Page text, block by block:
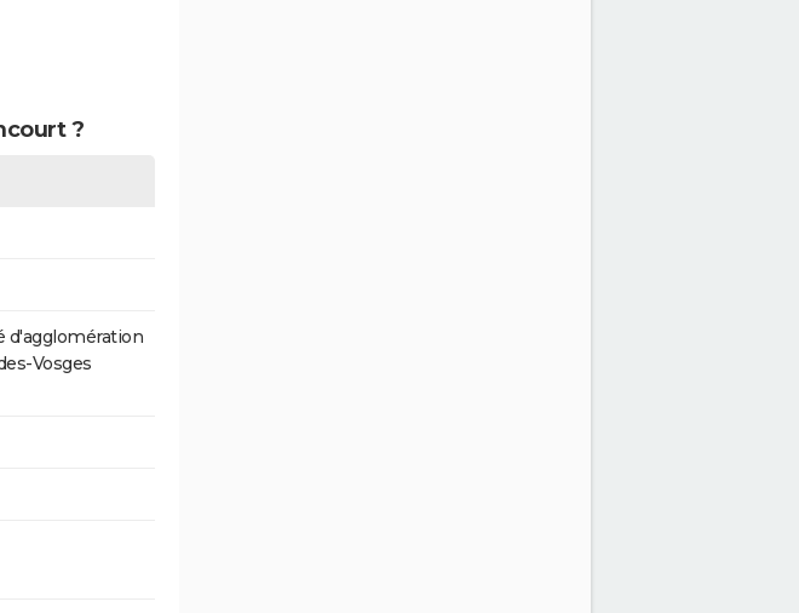
?
d'agglomération
Vosges